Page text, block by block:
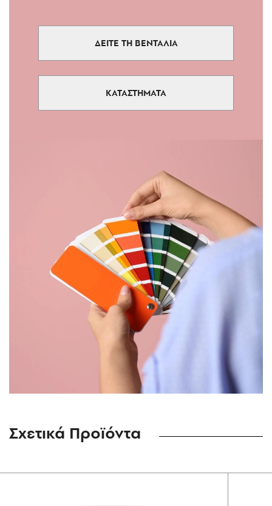
ΔΕΙΤΕ ΤΗ ΒΕΝΤΑΛΙΑ
ΚΑΤΑΣΤΗΜΑΤΑ
Σχετικά Προϊόντα